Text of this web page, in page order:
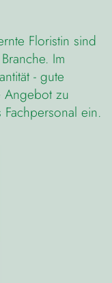
Floristin sind
Im
- gute
Angebot zu
ein.